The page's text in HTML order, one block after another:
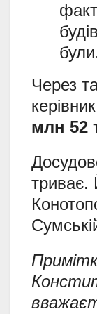
Через
млн 52
триває.